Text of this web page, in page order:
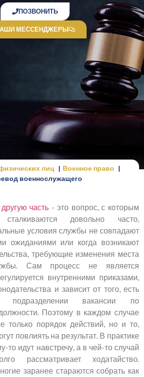
ПОЗВОНИТЬ
МЕССЕНДЖЕРЫ
лиц
Военное право
военнослужащего
часть - это вопрос, с которым
сталкиваются довольно часто,
условия службы не совпадают
ожиданиями или когда возникают
требующие изменения места
Сам процесс не является
внутренними приказами,
и зависит от того, есть
вакансии по
Поэтому в каждом случае
только порядок действий, но и то,
повлиять на результат. В практике
то идут навстречу, а в чей-то случай
рассматривает ходатайство.
заранее стараются собрать как